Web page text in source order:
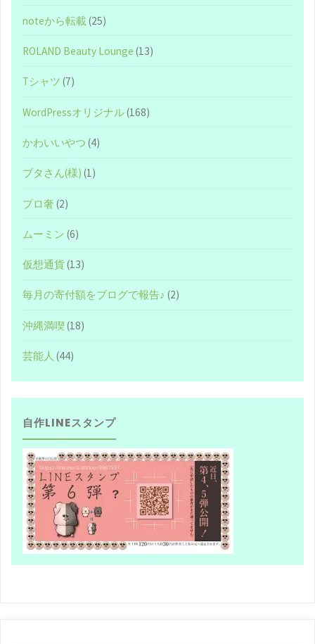
noteから転載(25)
ROLAND Beauty Lounge (13)
Tシャツ (7)
WordPressオリジナル(168)
かわいいやつ (4)
ブタさん(様) (1)
プロ奢 (2)
ムーミン (6)
仮想通貨(13)
毎月の寄付額をブログで報告♪ (2)
沖縄満喫 (18)
芸能人 (44)
自作LINEスタンプ